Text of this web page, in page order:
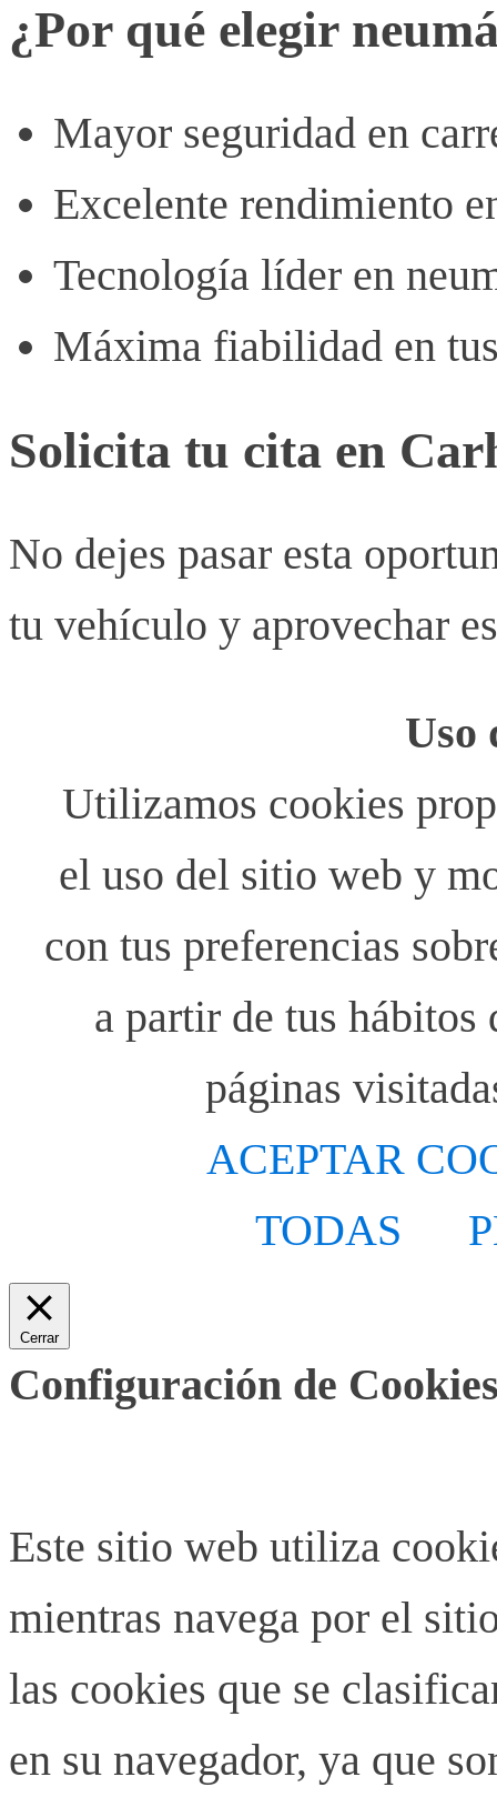
¿Por qué elegir
Mayor seguridad en
Excelente rendimiento
Tecnología líder en
Máxima fiabilidad en
Solicita tu cita en
No dejes pasar esta
tu vehículo y aprovechar
Uso
Utilizamos cookies
el uso del sitio web y
con tus preferencias
a partir de tus
páginas
ACEPTAR
TODAS
Cerrar
Configuración de
Este sitio web utiliza
mientras navega por el
las cookies que se
en su navegador, ya que